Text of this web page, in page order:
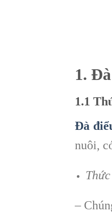
1.
1.1
Đà
nuôi,
–